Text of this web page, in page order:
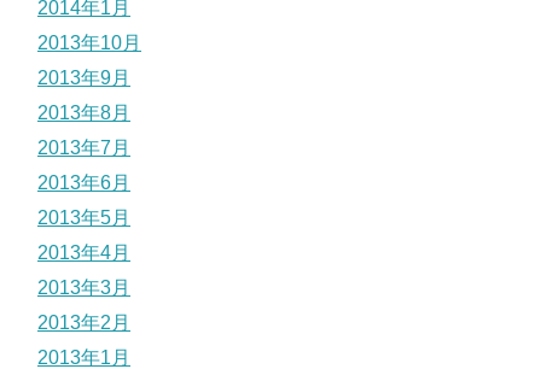
2014年1月
2013年10月
2013年9月
2013年8月
2013年7月
2013年6月
2013年5月
2013年4月
2013年3月
2013年2月
2013年1月